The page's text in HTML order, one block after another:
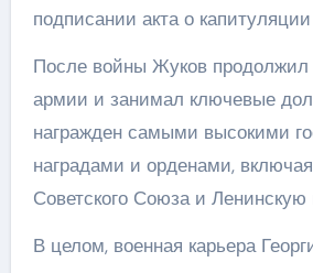
подписании акта о
После войны Жуков
армии и занимал ключевые
награжден самыми высокими
наградами и орденами,
Советского Союза и
В целом, военная карьера